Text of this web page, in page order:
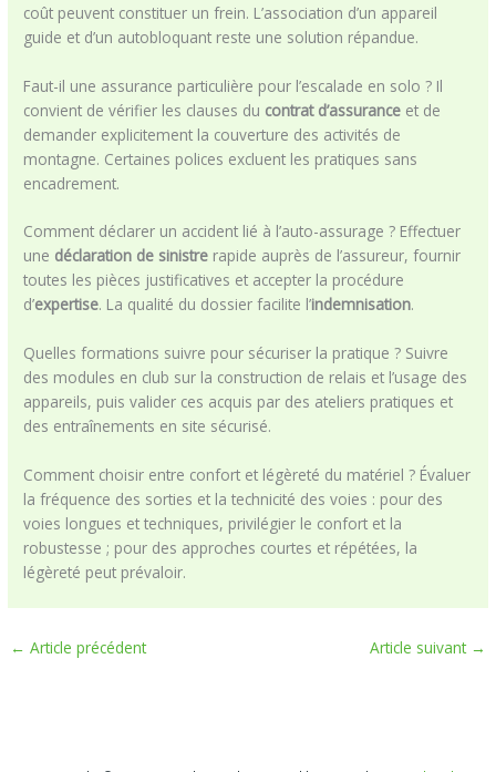
coût peuvent constituer un frein. L’association d’un appareil
guide et d’un autobloquant reste une solution répandue.
Faut-il une assurance particulière pour l’escalade en solo ? Il
convient de vérifier les clauses du contrat d’assurance et de
demander explicitement la couverture des activités de
montagne. Certaines polices excluent les pratiques sans
encadrement.
Comment déclarer un accident lié à l’auto-assurage ? Effectuer
une déclaration de sinistre rapide auprès de l’assureur, fournir
toutes les pièces justificatives et accepter la procédure
d’expertise. La qualité du dossier facilite l’indemnisation.
Quelles formations suivre pour sécuriser la pratique ? Suivre
des modules en club sur la construction de relais et l’usage des
appareils, puis valider ces acquis par des ateliers pratiques et
des entraînements en site sécurisé.
Comment choisir entre confort et légèreté du matériel ? Évaluer
la fréquence des sorties et la technicité des voies : pour des
voies longues et techniques, privilégier le confort et la
robustesse ; pour des approches courtes et répétées, la
légèreté peut prévaloir.
← Article précédent Article suivant →